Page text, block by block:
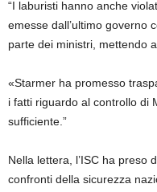
“I laburisti hanno anche
emesse dall’ultimo governo
parte dei ministri, mettendo
«Starmer ha promesso
i fatti riguardo al controllo di
sufficiente.”
Nella lettera, l’ISC ha preso
confronti della sicurezza